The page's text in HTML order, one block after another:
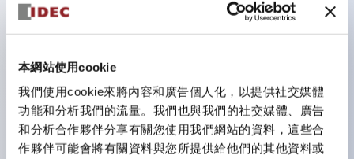
本網站使用cookie
我們使用cookie來將內容和廣告個人化，以提供社交媒體
功能和分析我們的流量。我們也與我們的社交媒體、廣告
和分析合作夥伴分享有關您使用我們網站的資料，這些合
作夥伴可能會將有關資料與您所提供給他們的其他資料或
一顆 LED 燈泡即可呈現六種顏色（LSRD 燈泡）。以往
需分色管理的 LED 燈泡，如今可用單一顆燈泡呈現多種
可清楚辨識正方平頭形指示燈的亮燈/熄燈狀態，以及點
燈時的顏色識別。
符合 ISO 3864-4 安全色規範：在危險或緊急狀況下，